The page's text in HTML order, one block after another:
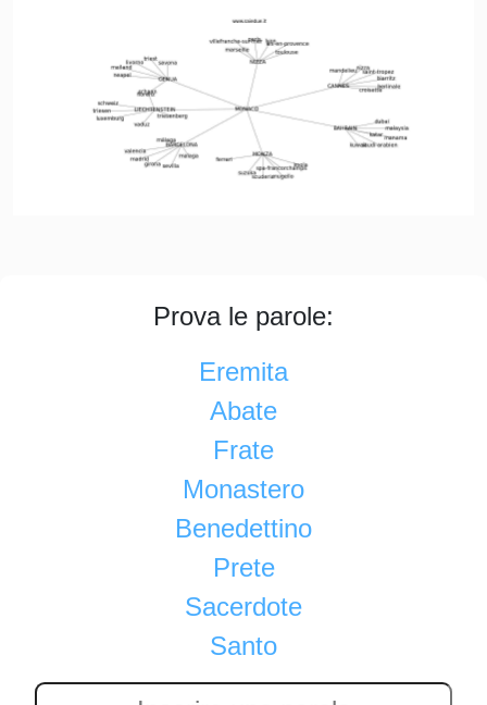
Prova le parole:
Eremita
Abate
Frate
Monastero
Benedettino
Prete
Sacerdote
Santo